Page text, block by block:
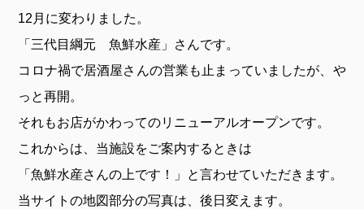
12月に変わりました。
「三代目綱元 魚鮮水産」さんです。
コロナ禍で居酒屋さんの営業も止まっていましたが、や
っと再開。
それもお店がかわってのリニューアルオープンです。
これからは、当施設をご案内するときは
「魚鮮水産さんの上です！」と言わせていただきます。
当サイトの地図部分の写真は、後日変えます。